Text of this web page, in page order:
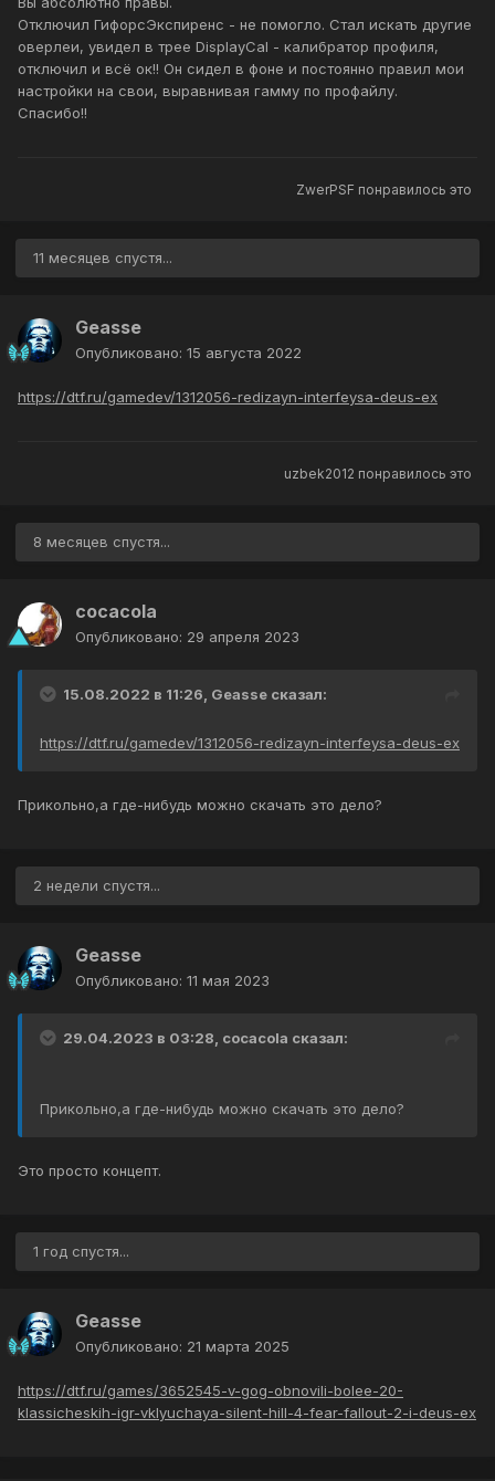
Отключил ГифорсЭкспиренс - не помогло. Стал искать другие
оверлеи, увидел в трее DisplayCal - калибратор профиля,
отключил и всё ок!! Он сидел в фоне и постоянно правил мои
настройки на свои, выравнивая гамму по профайлу.
Спасибо!!
ZwerPSF понравилось это
11 месяцев спустя...
Geasse
Опубликовано: 15 августа 2022
https://dtf.ru/gamedev/1312056-redizayn-interfeysa-deus-ex
uzbek2012 понравилось это
8 месяцев спустя...
cocacola
Опубликовано: 29 апреля 2023
15.08.2022 в 11:26, Geasse сказал:
https://dtf.ru/gamedev/1312056-redizayn-interfeysa-deus-ex
Прикольно,а где-нибудь можно скачать это дело?
2 недели спустя...
Geasse
Опубликовано: 11 мая 2023
29.04.2023 в 03:28, cocacola сказал:
Прикольно,а где-нибудь можно скачать это дело?
Это просто концепт.
1 год спустя...
Geasse
Опубликовано: 21 марта 2025
https://dtf.ru/games/3652545-v-gog-obnovili-bolee-20-
klassicheskih-igr-vklyuchaya-silent-hill-4-fear-fallout-2-i-deus-ex